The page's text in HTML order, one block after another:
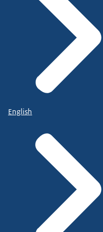
English